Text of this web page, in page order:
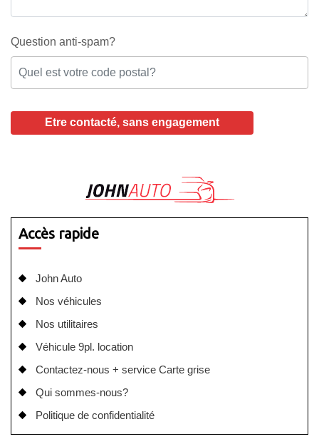
Question anti-spam?
Accès rapide
John Auto
Nos véhicules
Nos utilitaires
Véhicule 9pl. location
Contactez-nous + service Carte grise
Qui sommes-nous?
Politique de confidentialité